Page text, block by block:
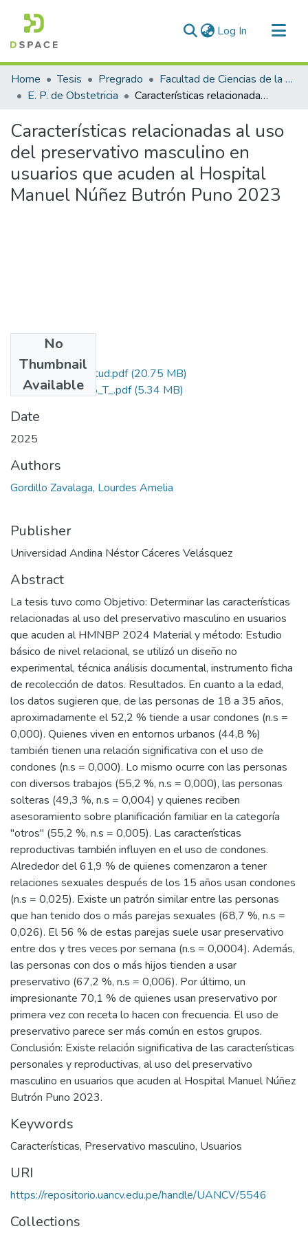
Log In (current)
Communities & Collections
All of DSpace
Home Tesis Pregrado
Facultad de Ciencias de la Salud
E. P. de Obstetricia
Características relacionadas al uso del preservativo masculino en usuarios que acuden al Hospital Manuel Núñez Butrón Puno 2023
Características relacionadas al uso
del preservativo masculino en
usuarios que acuden al Hospital
Manuel Núñez Butrón Puno 2023
No
Thumbnail
Available
Grado de Similitud.pdf(20.75 MB)
T036_60069045_T_.pdf(5.34 MB)
Date
2025
Authors
Gordillo Zavalaga, Lourdes Amelia
Publisher
Universidad Andina Néstor Cáceres Velásquez
Abstract
La tesis tuvo como Objetivo: Determinar las características
relacionadas al uso del preservativo masculino en usuarios
que acuden al HMNBP 2024 Material y método: Estudio
básico de nivel relacional, se utilizó un diseño no
experimental, técnica análisis documental, instrumento ficha
de recolección de datos. Resultados. En cuanto a la edad,
los datos sugieren que, de las personas de 18 a 35 años,
aproximadamente el 52,2 % tiende a usar condones (n.s =
0,000). Quienes viven en entornos urbanos (44,8 %)
también tienen una relación significativa con el uso de
condones (n.s = 0,000). Lo mismo ocurre con las personas
con diversos trabajos (55,2 %, n.s = 0,000), las personas
solteras (49,3 %, n.s = 0,004) y quienes reciben
asesoramiento sobre planificación familiar en la categoría
"otros" (55,2 %, n.s = 0,005). Las características
reproductivas también influyen en el uso de condones.
Alrededor del 61,9 % de quienes comenzaron a tener
relaciones sexuales después de los 15 años usan condones
(n.s = 0,025). Existe un patrón similar entre las personas
que han tenido dos o más parejas sexuales (68,7 %, n.s =
0,026). El 56 % de estas parejas suele usar preservativo
entre dos y tres veces por semana (n.s = 0,0004). Además,
las personas con dos o más hijos tienden a usar
preservativo (67,2 %, n.s = 0,006). Por último, un
impresionante 70,1 % de quienes usan preservativo por
primera vez con receta lo hacen con frecuencia. El uso de
preservativo parece ser más común en estos grupos.
Conclusión: Existe relación significativa de las características
personales y reproductivas, al uso del preservativo
masculino en usuarios que acuden al Hospital Manuel Núñez
Butrón Puno 2023.
Keywords
Características, Preservativo masculino, Usuarios
URI
https://repositorio.uancv.edu.pe/handle/UANCV/5546
Collections